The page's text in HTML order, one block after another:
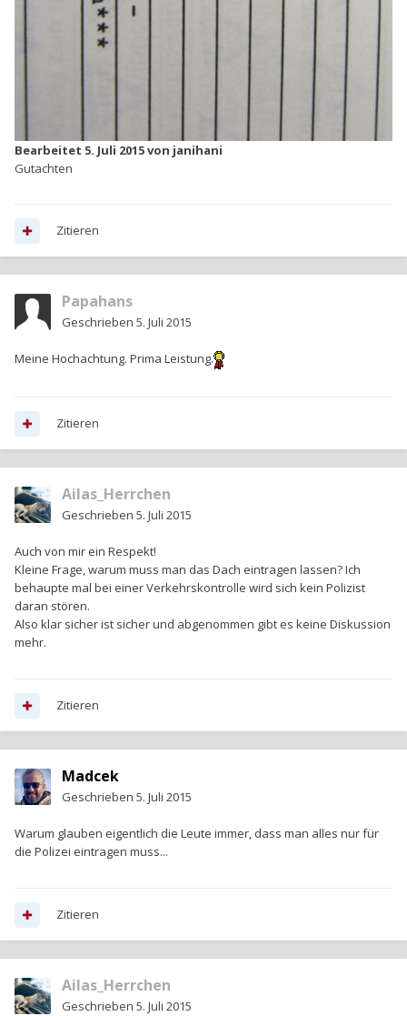
Bearbeitet 5. Juli 2015von janihani
Gutachten
Zitieren
Papahans
Geschrieben 5. Juli 2015
Meine Hochachtung. Prima Leistung.
Zitieren
Ailas_Herrchen
Geschrieben 5. Juli 2015
Auch von mir ein Respekt!
Kleine Frage, warum muss man das Dach eintragen lassen? Ich
behaupte mal bei einer Verkehrskontrolle wird sich kein Polizist
daran stören.
Also klar sicher ist sicher und abgenommen gibt es keine Diskussion
mehr.
Zitieren
Madcek
Geschrieben 5. Juli 2015
Warum glauben eigentlich die Leute immer, dass man alles nur für
die Polizei eintragen muss...
Zitieren
Ailas_Herrchen
Geschrieben 5. Juli 2015